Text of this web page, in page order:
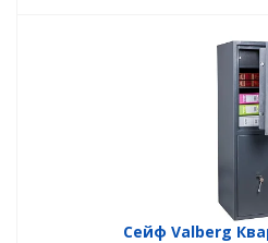
Сейф Valberg